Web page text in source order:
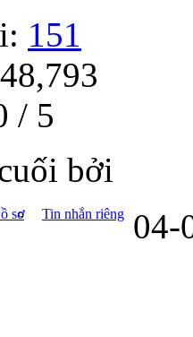
151
/ 5
bởi
sơ
Tin nhắn riêng 04-